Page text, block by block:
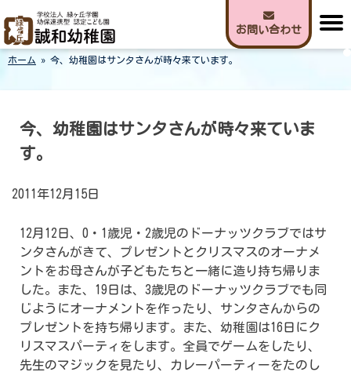
to
content
お問い合わせ
ホーム » 今、幼稚園はサンタさんが時々来ています。
今、幼稚園はサンタさんが時々来ていま
す。
2011年12月15日
12月12日、0・1歳児・2歳児のドーナッツクラブではサ
ンタさんがきて、プレゼントとクリスマスのオーナメ
ントをお母さんが子どもたちと一緒に造り持ち帰りま
した。また、19日は、3歳児のドーナッツクラブでも同
じようにオーナメントを作ったり、サンタさんからの
プレゼントを持ち帰ります。また、幼稚園は16日にク
リスマスパーティをします。全員でゲームをしたり、
先生のマジックを見たり、カレーパーティーをたのし